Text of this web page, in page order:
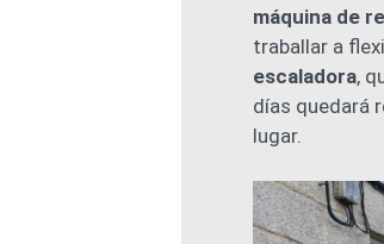
máquina de
traballar a
escaladora,
días quedará
lugar.